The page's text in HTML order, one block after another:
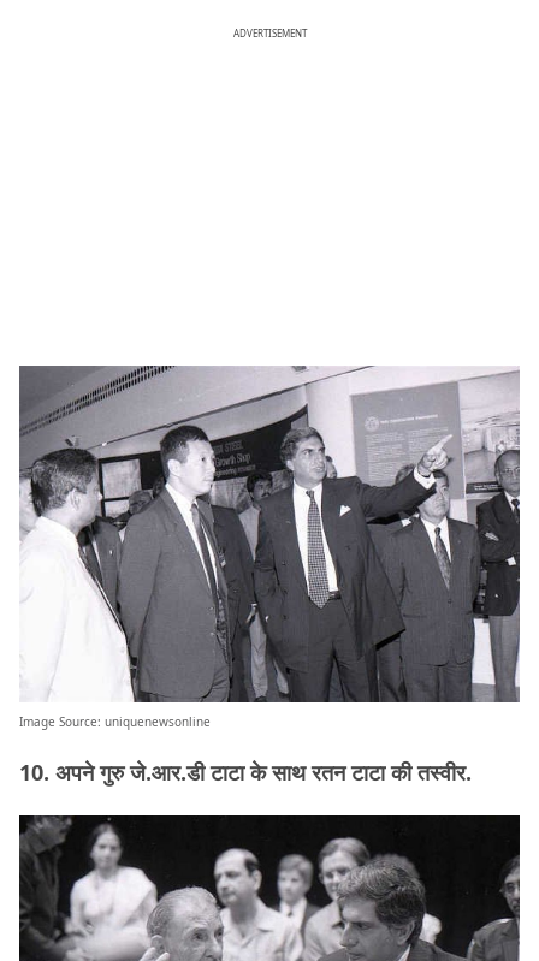
ADVERTISEMENT
Image Source: uniquenewsonline
10. अपने गुरु जे.आर.डी टाटा के साथ रतन टाटा की तस्वीर.